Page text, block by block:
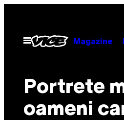
contentOpen
Menu
Magazine
Portrete
oameni